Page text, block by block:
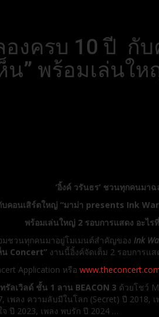
งครบ 10 ปี กั
น” พร้อมเล่นใ
‘อิ้งค์ วรันธร’ ชวนทุกคนมาฉ
บคอนเสิร์ตใหญ่ “มาม่า presents Ink
พร้อมเล่นใหญ่ 2 รอบการแสดง อะไร
มชวนทุกคนมาอยู่โมเมนต์สำคัญของ Ink
น Concert” งานนี้อิ้งค์จัดเต็ม 2 รอบการแส
Application หรือ
รัลเวิลด์ ชั้น 1 ลาน BEACON 3 ด้วยโชว์
เพลง ความลับมีในโลก (Secret) ปี
ปี 2023, เพลง พบรัก ปี 2024 …